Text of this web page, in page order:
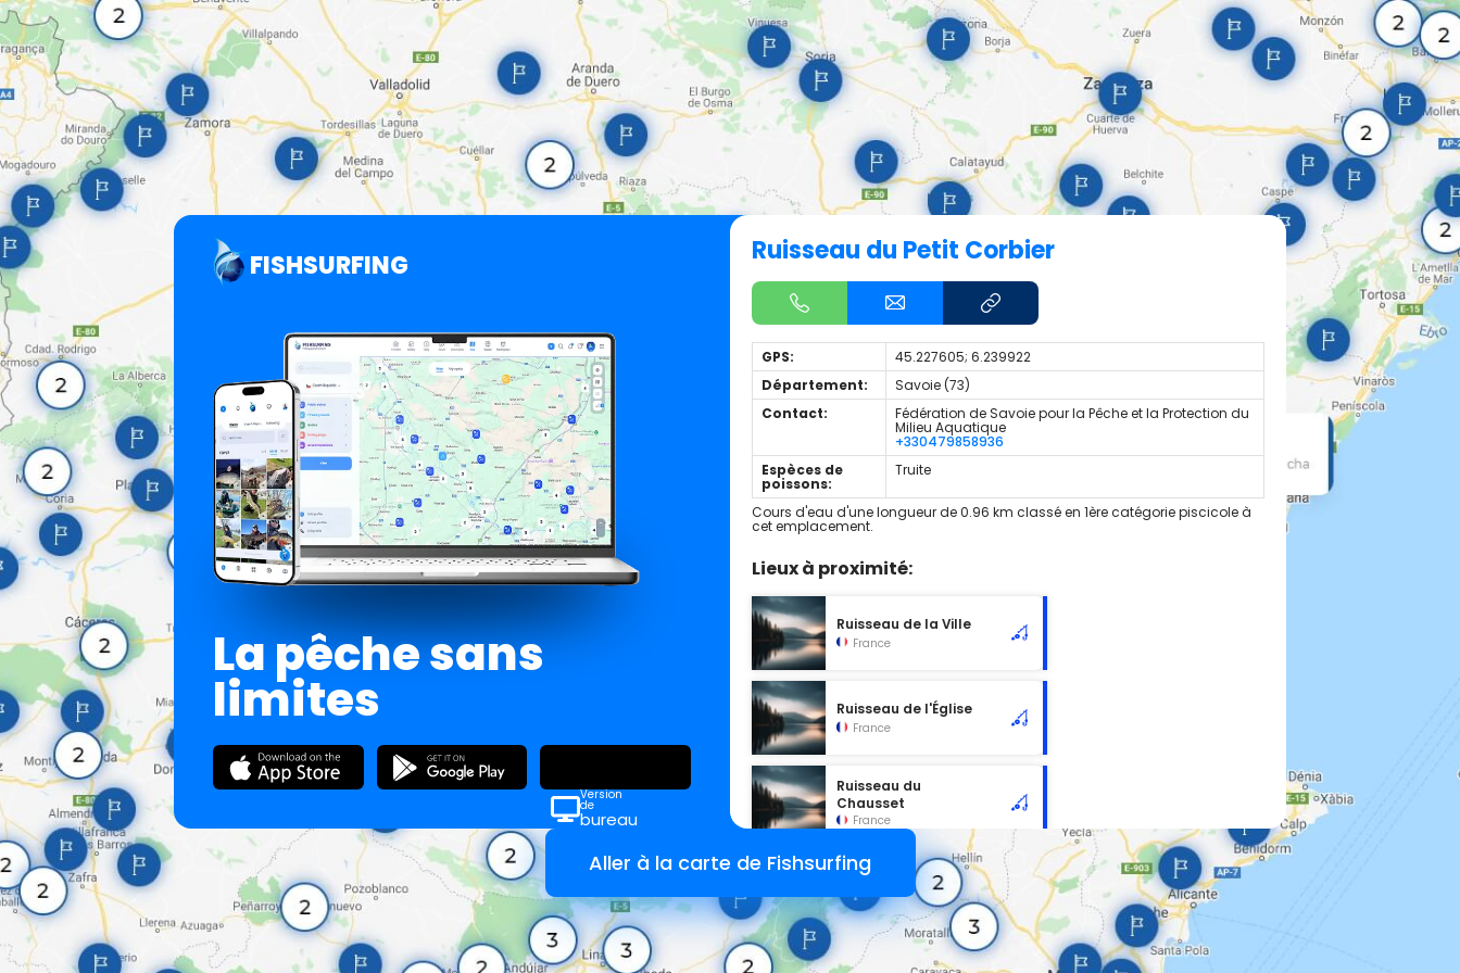
FISHSURFING
La pêche sans
limites
Version
de
bureau
Ruisseau du Petit Corbier
GPS:
45.227605; 6.239922
Département:
Savoie (73)
Contact:
Fédération de Savoie pour la Pêche et la Protection du
Milieu Aquatique
+330479858936
Espèces de
poissons:
Truite
Cours d'eau d'une longueur de 0.96 km classé en 1ère catégorie piscicole à
cet emplacement.
Lieux à proximité:
Ruisseau de la Ville
France
Ruisseau de l'Église
France
Ruisseau du
Chausset
France
Aller à la carte de Fishsurfing